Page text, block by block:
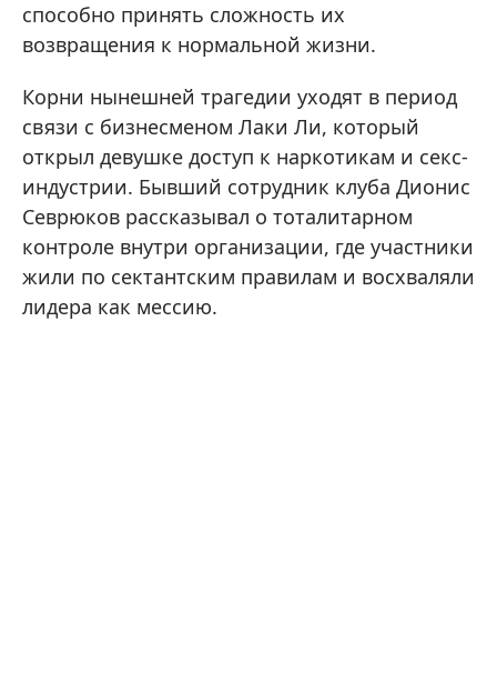
способно принять сложность их
возвращения к нормальной жизни.
Корни нынешней трагедии уходят в период
связи с бизнесменом Лаки Ли, который
открыл девушке доступ к наркотикам и секс-
индустрии. Бывший сотрудник клуба Дионис
Севрюков рассказывал о тоталитарном
контроле внутри организации, где участники
жили по сектантским правилам и восхваляли
лидера как мессию.